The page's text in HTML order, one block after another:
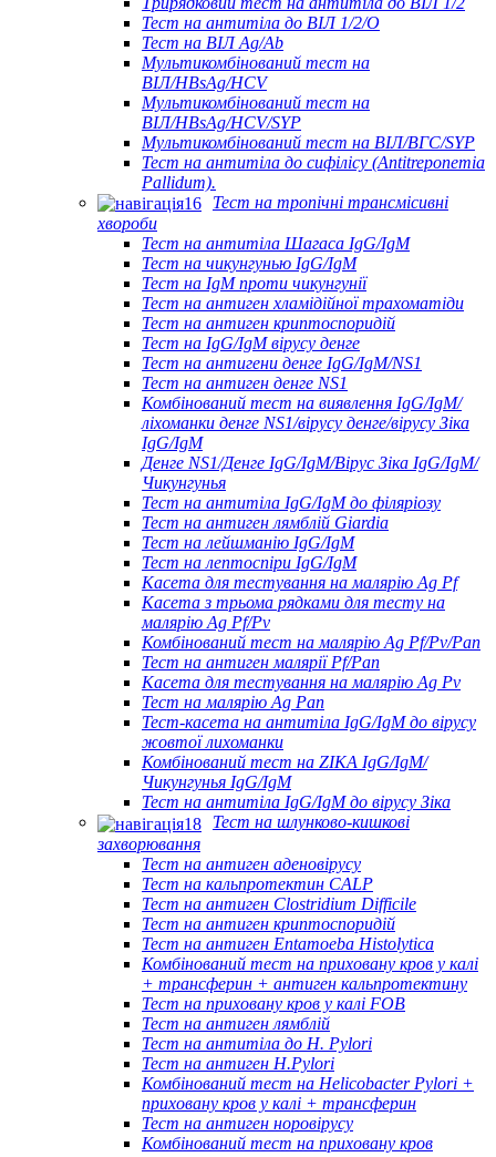
Тест на антитіла до ВІЛ 1/2/O
Тест на ВІЛ Ag/Ab
Мультикомбінований тест на
ВІЛ/HBsAg/HCV
Мультикомбінований тест на
ВІЛ/HBsAg/HCV/SYP
Мультикомбінований тест на ВІЛ/ВГС/SYP
Тест на антитіла до сифілісу (Antitreponemia
Pallidum).
Тест на тропічні трансмісивні
хвороби
Тест на антитіла Шагаса IgG/IgM
Тест на чикунгунью IgG/IgM
Тест на IgM проти чикунгунії
Тест на антиген хламідійної трахоматіди
Тест на антиген криптоспоридій
Тест на IgG/IgM вірусу денге
Тест на антигени денге IgG/IgM/NS1
Тест на антиген денге NS1
Комбінований тест на виявлення IgG/IgM/
ліхоманки денге NS1/вірусу денге/вірусу Зіка
IgG/IgM
Денге NS1/Денге IgG/IgM/Вірус Зіка IgG/IgM/
Чикунгунья
Тест на антитіла IgG/IgM до філяріозу
Тест на антиген лямблій Giardia
Тест на лейшманію IgG/IgM
Тест на лептоспіри IgG/IgM
Касета для тестування на малярію Ag Pf
Касета з трьома рядками для тесту на
малярію Ag Pf/Pv
Комбінований тест на малярію Ag Pf/Pv/Pan
Тест на антиген малярії Pf/Pan
Касета для тестування на малярію Ag Pv
Тест на малярію Ag Pan
Тест-касета на антитіла IgG/IgM до вірусу
жовтої лихоманки
Комбінований тест на ZIKA IgG/IgM/
Чикунгунья IgG/IgM
Тест на антитіла IgG/IgM до вірусу Зіка
Тест на шлунково-кишкові
захворювання
Тест на антиген аденовірусу
Тест на кальпротектин CALP
Тест на антиген Clostridium Difficile
Тест на антиген криптоспоридій
Тест на антиген Entamoeba Histolytica
Комбінований тест на приховану кров у калі
+ трансферин + антиген кальпротектину
Тест на приховану кров у калі FOB
Тест на антиген лямблій
Тест на антитіла до H. Pylori
Тест на антиген H.Pylori
Комбінований тест на Helicobacter Pylori +
приховану кров у калі + трансферин
Тест на антиген норовірусу
Комбінований тест на приховану кров